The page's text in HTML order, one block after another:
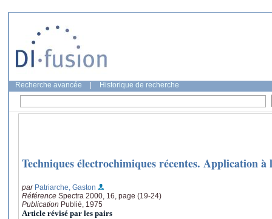
Recherche avancée Historique de recherche
Techniques électrochimiques récentes. Application à
par Patriarche, Gaston
Référence Spectra 2000, 16, page (19-24)
Publication Publié, 1975
Article révisé par les pairs